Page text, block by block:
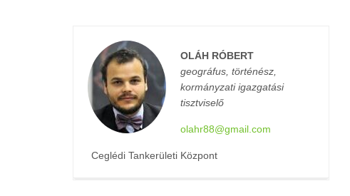
OLÁH RÓBERT
geográfus, történész,
kormányzati igazgatási
tisztviselő
olahr88@gmail.com
Ceglédi Tankerületi Központ